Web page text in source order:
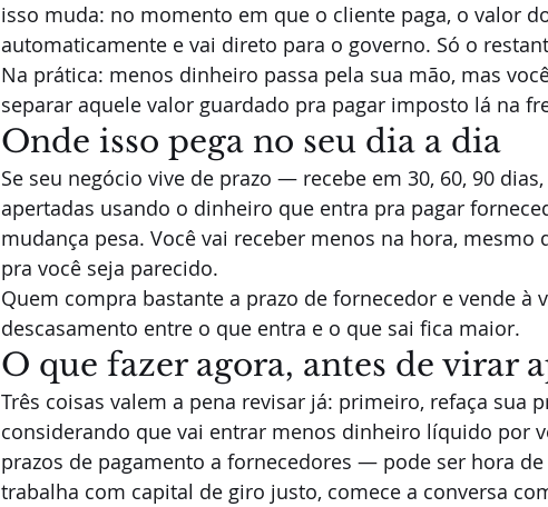
isso muda: no momento em que o cliente paga, o valor
automaticamente e vai direto para o governo. Só o
Na prática: menos dinheiro passa pela sua mão, mas
separar aquele valor guardado pra pagar imposto lá na
Onde isso pega no seu dia a dia
Se seu negócio vive de prazo — recebe em 30, 60, 90
apertadas usando o dinheiro que entra pra pagar
mudança pesa. Você vai receber menos na hora,
pra você seja parecido.
Quem compra bastante a prazo de fornecedor e vende à
descasamento entre o que entra e o que sai fica maior.
O que fazer agora, antes de virar
Três coisas valem a pena revisar já: primeiro, refaça sua
considerando que vai entrar menos dinheiro líquido por
prazos de pagamento a fornecedores — pode ser hora
trabalha com capital de giro justo, comece a conversa